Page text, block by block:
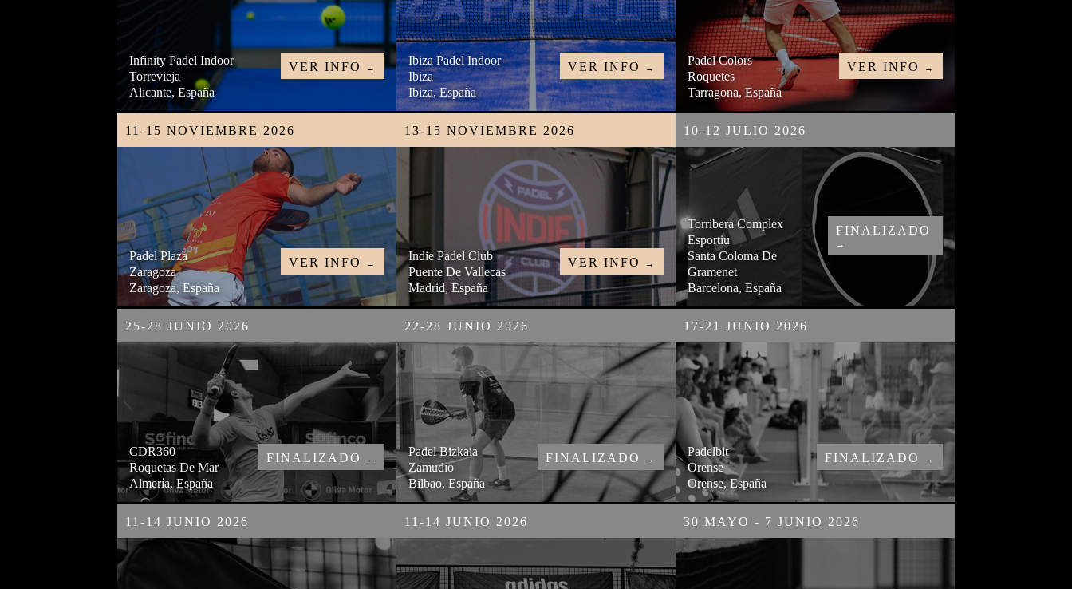
Infinity Padel Indoor
Torrevieja
Alicante, España
VER INFO →
Ibiza Padel Indoor
Ibiza
Ibiza, España
VER INFO →
Padel Colors
Roquetes
Tarragona, España
VER INFO →
11-15 NOVIEMBRE 2026
Padel Plaza
Zaragoza
Zaragoza, España
VER INFO →
13-15 NOVIEMBRE 2026
Indie Padel Club
Puente De Vallecas
Madrid, España
VER INFO →
10-12 JULIO 2026
Torribera Complex
Esportiu
Santa Coloma De
Gramenet
Barcelona, España
FINALIZADO
→
25-28 JUNIO 2026
CDR360
Roquetas De Mar
Almería, España
FINALIZADO →
22-28 JUNIO 2026
Padel Bizkaia
Zamudio
Bilbao, España
FINALIZADO →
17-21 JUNIO 2026
Padelbit
Orense
Orense, España
FINALIZADO →
11-14 JUNIO 2026 11-14 JUNIO 2026 30 MAYO - 7 JUNIO 2026